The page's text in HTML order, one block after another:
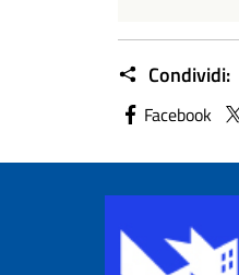
Condividi:
Facebook